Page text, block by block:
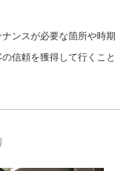
ンスが必要な箇所や時期
信頼を獲得して行くこと